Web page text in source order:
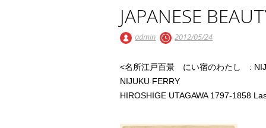
JAPANESE
admin 2012/05/24
<名所江戸百景 にい宿のわたし :
NIJUKU FERRY
HIROSHIGE UTAGAWA 1797-1858